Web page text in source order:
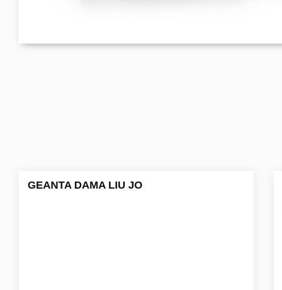
GEANTA DAMA LIU JO